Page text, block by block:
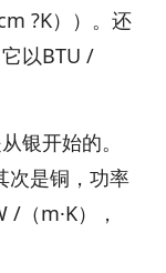
?K））。还
以BTU /
银开始的。
次是铜，功率
（m·K），